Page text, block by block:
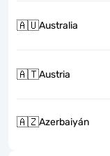
🇦🇺Australia
🇦🇹Austria
🇦🇿Azerbaiyán